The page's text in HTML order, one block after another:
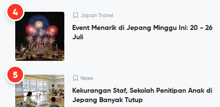
4 Japan Travel
Event Menarik di Jepang Minggu Ini: 20 - 26
Juli
5 News
Kekurangan Staf, Sekolah Penitipan Anak di
Jepang Banyak Tutup